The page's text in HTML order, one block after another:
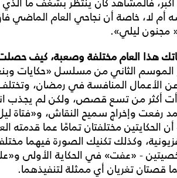
أم لا، خاصة أن نجاحي العام الماضي
مجنون ليلي».
هذا العام مختلفة وصعبة، كيف حصلت
الموسم الثاني من مسلسل «حكايات
عن الأعمال المنافسة في رمضان،
أكثر من تسع قصص، ولكن لم يجذب
رفعت وإخراج سميح النقاش، و«فتاة
الحكايتين مختلفتان تمامًا عما قدمته
وكذلك تكنيك الصورة فيهما
- «عفت» في الحكاية الأولى
قصتان تغريان أي ممثلة لتنفيذهما.